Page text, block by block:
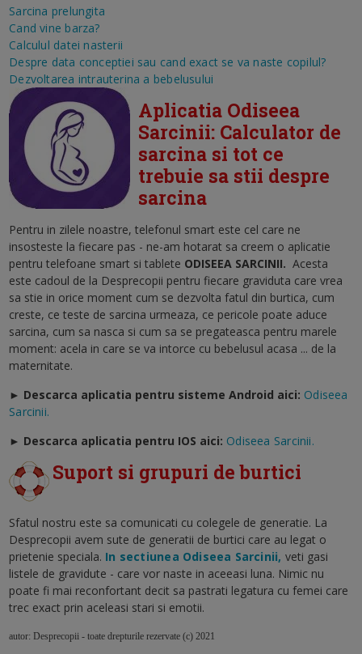
Sarcina prelungita
Cand vine barza?
Calculul datei nasterii
Despre data conceptiei sau cand exact se va naste copilul?
Dezvoltarea intrauterina a bebelusului
Aplicatia Odiseea
Sarcinii: Calculator de
sarcina si tot ce
trebuie sa stii despre
sarcina
Pentru in zilele noastre, telefonul smart este cel care ne
insosteste la fiecare pas - ne-am hotarat sa creem o aplicatie
pentru telefoane smart si tablete ODISEEA SARCINII. Acesta
este cadoul de la Desprecopii pentru fiecare graviduta care vrea
sa stie in orice moment cum se dezvolta fatul din burtica, cum
creste, ce teste de sarcina urmeaza, ce pericole poate aduce
sarcina, cum sa nasca si cum sa se pregateasca pentru marele
moment: acela in care se va intorce cu bebelusul acasa ... de la
maternitate.
► Descarca aplicatia pentru sisteme Android aici: Odiseea
Sarcinii.
► Descarca aplicatia pentru IOS aici: Odiseea Sarcinii.
Suport si grupuri de burtici
Sfatul nostru este sa comunicati cu colegele de generatie. La
Desprecopii avem sute de generatii de burtici care au legat o
prietenie speciala. In sectiunea Odiseea Sarcinii, veti gasi
listele de gravidute - care vor naste in aceeasi luna. Nimic nu
poate fi mai reconfortant decit sa pastrati legatura cu femei care
trec exact prin aceleasi stari si emotii.
autor: Desprecopii - toate drepturile rezervate (c) 2021